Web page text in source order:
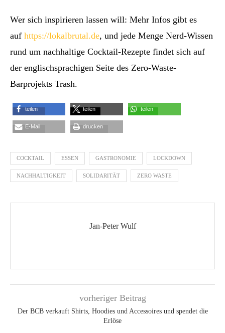
Wer sich inspirieren lassen will: Mehr Infos gibt es
auf https://lokalbrutal.de, und jede Menge Nerd-Wissen
rund um nachhaltige Cocktail-Rezepte findet sich auf
der englischsprachigen Seite des Zero-Waste-
Barprojekts Trash.
teilen teilen teilen
E-Mail drucken
COCKTAIL ESSEN GASTRONOMIE LOCKDOWN
NACHHALTIGKEIT SOLIDARITÄT ZERO WASTE
Jan-Peter Wulf
vorheriger Beitrag
Der BCB verkauft Shirts, Hoodies und Accessoires und spendet die
Erlöse